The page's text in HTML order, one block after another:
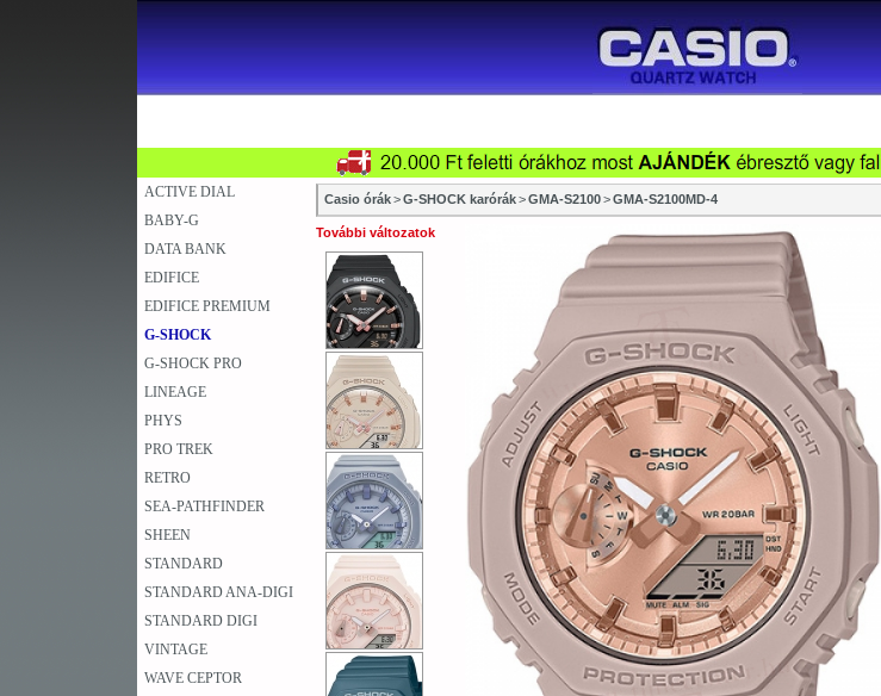
ACTIVE DIAL
BABY-G
DATA BANK
EDIFICE
EDIFICE PREMIUM
G-SHOCK
G-SHOCK PRO
LINEAGE
PHYS
PRO TREK
RETRO
SEA-PATHFINDER
SHEEN
STANDARD
STANDARD ANA-DIGI
STANDARD DIGI
VINTAGE
WAVE CEPTOR
Casio órák > G-SHOCK karórák > GMA-S2100 > GMA-S2100MD-4
További változatok